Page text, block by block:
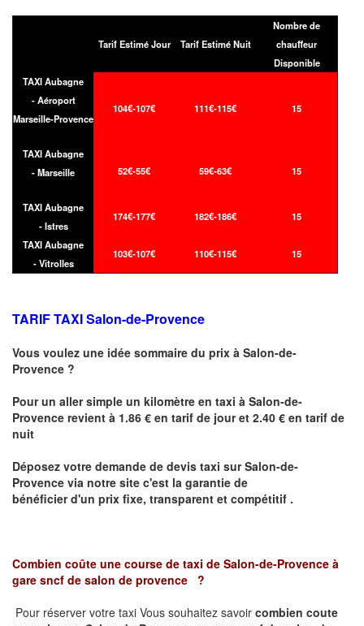
Tarif Estimé Jour Tarif Estimé Nuit
Nombre de
chauffeur
Disponible
TAXI Aubagne
- Aéroport
Marseille-Provence
104€-107€ 111€-115€ 15
TAXI Aubagne
- Marseille
52€-55€ 59€-63€ 15
TAXI Aubagne
- Istres
174€-177€ 182€-186€ 15
TAXI Aubagne
- Vitrolles
103€-107€ 110€-115€ 15
TARIF TAXI Salon-de-Provence
Vous voulez une idée sommaire du prix à Salon-de-
Provence ?
Pour un aller simple un kilomètre en taxi à Salon-de-
Provence revient à 1.86 € en tarif de jour et 2.40 € en tarif de
nuit
Déposez votre demande de devis taxi surSalon-de-
Provence via notre site c'est la garantie de
bénéficier d'un prix fixe, transparent et compétitif .
Combien coûte une course de taxi de Salon-de-Provence à
gare sncf de salon de provence
?
Pour réserver votre taxi Vous souhaitez savoir combien coute